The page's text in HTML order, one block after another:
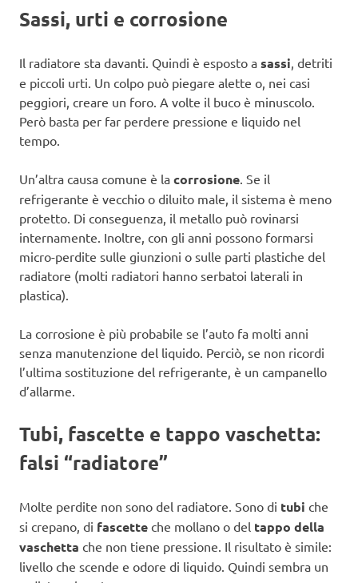
Sassi, urti e corrosione
Il radiatore sta davanti. Quindi è esposto a sassi, detriti
e piccoli urti. Un colpo può piegare alette o, nei casi
peggiori, creare un foro. A volte il buco è minuscolo.
Però basta per far perdere pressione e liquido nel
tempo.
Un’altra causa comune è la corrosione. Se il
refrigerante è vecchio o diluito male, il sistema è meno
protetto. Di conseguenza, il metallo può rovinarsi
internamente. Inoltre, con gli anni possono formarsi
micro-perdite sulle giunzioni o sulle parti plastiche del
radiatore (molti radiatori hanno serbatoi laterali in
plastica).
La corrosione è più probabile se l’auto fa molti anni
senza manutenzione del liquido. Perciò, se non ricordi
l’ultima sostituzione del refrigerante, è un campanello
d’allarme.
Tubi, fascette e tappo vaschetta:
falsi “radiatore”
Molte perdite non sono del radiatore. Sono di tubi che
si crepano, di fascette che mollano o del tappo della
vaschetta che non tiene pressione. Il risultato è simile:
livello che scende e odore di liquido. Quindi sembra un